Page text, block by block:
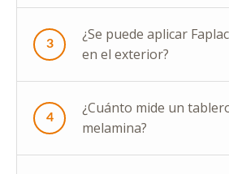
3
¿Se puede aplicar
en el exterior?
4
¿Cuánto mide un
melamina?